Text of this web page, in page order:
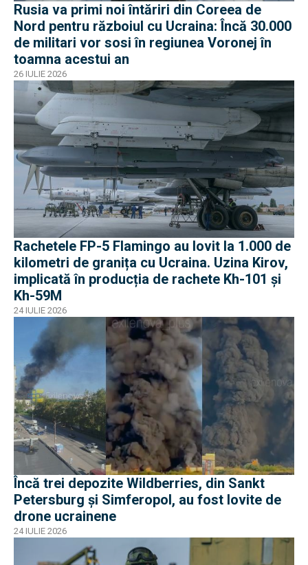
Rusia va primi noi întăriri din Coreea de
Nord pentru războiul cu Ucraina: Încă 30.000
de militari vor sosi în regiunea Voronej în
toamna acestui an
26 IULIE 2026
Rachetele FP-5 Flamingo au lovit la 1.000 de
kilometri de granița cu Ucraina. Uzina Kirov,
implicată în producția de rachete Kh-101 și
Kh-59M
24 IULIE 2026
Încă trei depozite Wildberries, din Sankt
Petersburg și Simferopol, au fost lovite de
drone ucrainene
24 IULIE 2026